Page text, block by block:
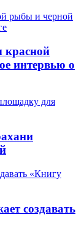
интервью о
создавать